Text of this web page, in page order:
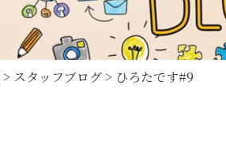
> スタッフブログ > ひろたです#9